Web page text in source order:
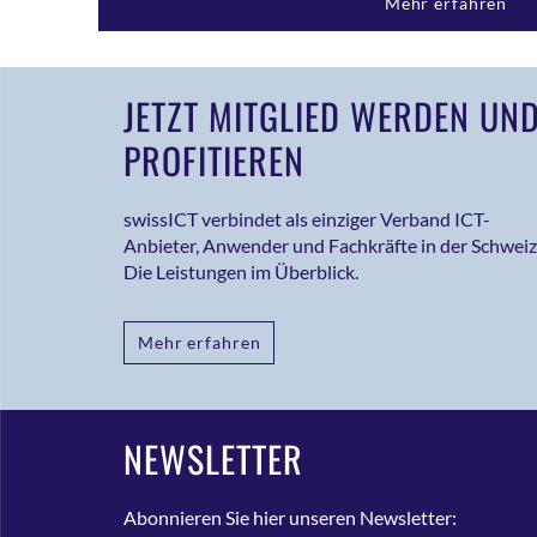
JETZT MITGLIED WERDEN
PROFITIEREN
swissICT verbindet als einziger Verband ICT-
Anbieter, Anwender und Fachkräfte in der
Die Leistungen im Überblick.
Mehr erfahren
NEWSLETTER
Abonnieren Sie hier unseren Newsletter: